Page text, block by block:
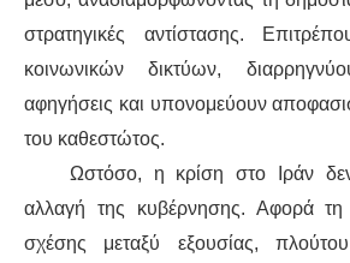
στρατηγικές αντίστασης.
κοινωνικών δικτύων,
αφηγήσεις και υπονομεύουν
του καθεστώτος.
Ωστόσο, η κρίση στο Ιράν
αλλαγή της κυβέρνησης. Αφορά
σχέσης μεταξύ εξουσίας,